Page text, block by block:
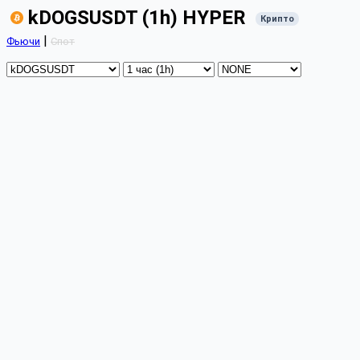
kDOGSUSDT (1h) HYPER Крипто
Фьючи | Спот